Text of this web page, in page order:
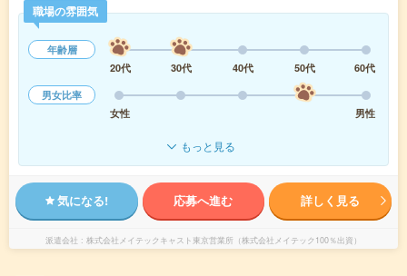
職場の雰囲気
年齢層
20代
30代 40代 50代
60代
男女比率
女性
男性
もっと見る
気になる! 応募へ進む 詳しく見る
派遣会社 株式会社メイテックキャスト東京営業所（株式会社メイテック100％出資）